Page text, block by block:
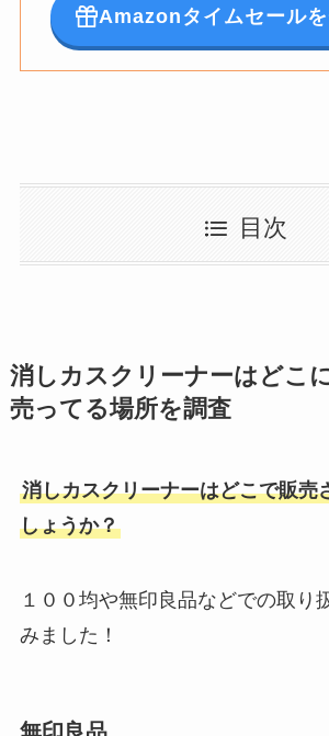
Amazonタイムセール
目次
消しカスクリーナーはどこ
売ってる場所を調査
消しカスクリーナーはどこで販売
しょうか？
１００均や無印良品などでの取り
みました！